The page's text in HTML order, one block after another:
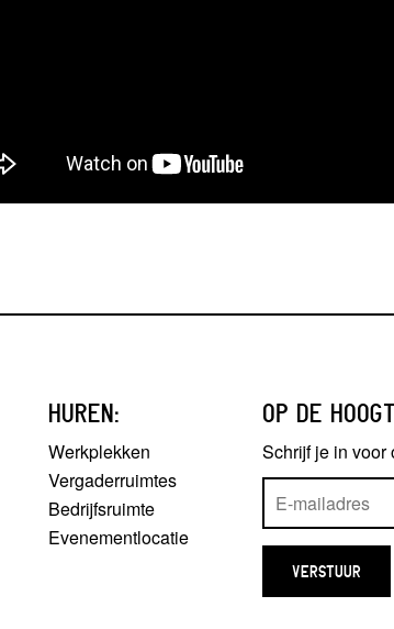
HUREN:
Werkplekken
Vergaderruimtes
Bedrijfsruimte
Evenementlocatie
OP DE
Schrijf je in voor